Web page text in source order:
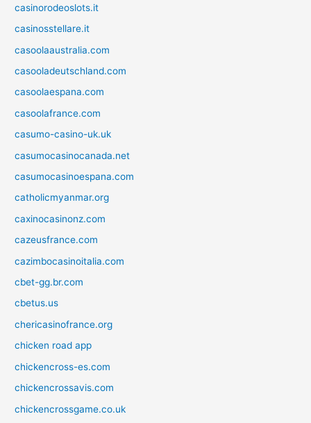
casinorodeoslots.it
casinosstellare.it
casoolaaustralia.com
casooladeutschland.com
casoolaespana.com
casoolafrance.com
casumo-casino-uk.uk
casumocasinocanada.net
casumocasinoespana.com
catholicmyanmar.org
caxinocasinonz.com
cazeusfrance.com
cazimbocasinoitalia.com
cbet-gg.br.com
cbetus.us
chericasinofrance.org
chicken road app
chickencross-es.com
chickencrossavis.com
chickencrossgame.co.uk